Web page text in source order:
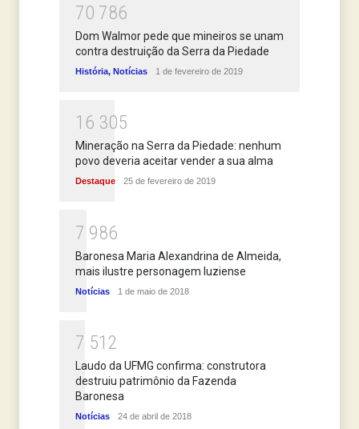
70 786
Dom Walmor pede que mineiros se unam
contra destruição da Serra da Piedade
História, Notícias 1 de fevereiro de 2019
1 6 305
Mineração na Serra da Piedade: nenhum
povo deveria aceitar vender a sua alma
Destaque 25 de fevereiro de 2019
7 986
Baronesa Maria Alexandrina de Almeida,
mais ilustre personagem luziense
Notícias 1 de maio de 2018
7 51 2
Laudo da UFMG confirma: construtora
destruiu patrimônio da Fazenda
Baronesa
Notícias 24 de abril de 2018